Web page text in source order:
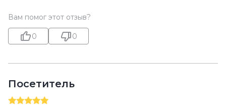
Вам помог этот отзыв?
0 0
Посетитель